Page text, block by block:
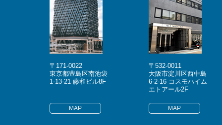
〒171-0022
東京都豊島区南池袋
1-13-21 藤和ビル8F
MAP
〒532-0011
大阪市淀川区西中島
6-2-16 コスモハイム
エトアール2F
MAP